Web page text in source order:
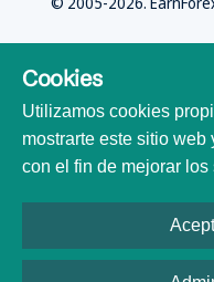
Todas las marcas
propiedad de sus respectivos
productos y servicios
Desarrollado por
Cookies
Utilizamos cookies
mostrarte este sitio
con el fin de mejorar